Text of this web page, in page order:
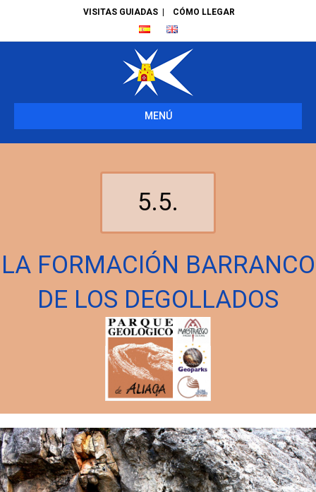
VISITAS GUIADAS CÓMO LLEGAR
MENÚ
5.5.
LA FORMACIÓN BARRANCO
DE LOS DEGOLLADOS